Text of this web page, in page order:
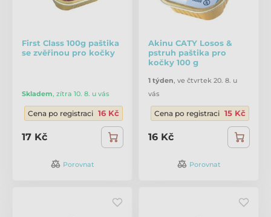
First Class 100g paštika
se zvěřinou pro kočky
Skladem, zítra 10. 8. u vás
Cena po registraci 16 Kč
17 Kč
Porovnat
Akinu CATY Losos &
pstruh paštika pro
kočky 100 g
1 týden, ve čtvrtek 20. 8. u
vás
Cena po registraci 15 Kč
16 Kč
Porovnat